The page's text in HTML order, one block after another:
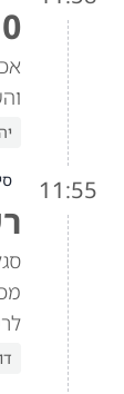
10 מיליון
11:55